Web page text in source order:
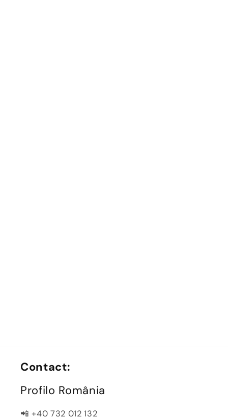
Contact:
Profilo România
📲 +40 732 012 132